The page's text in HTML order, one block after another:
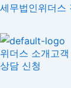
콘
츠
로
건
세무법인위더스
위더스 소개 고
상담 신청